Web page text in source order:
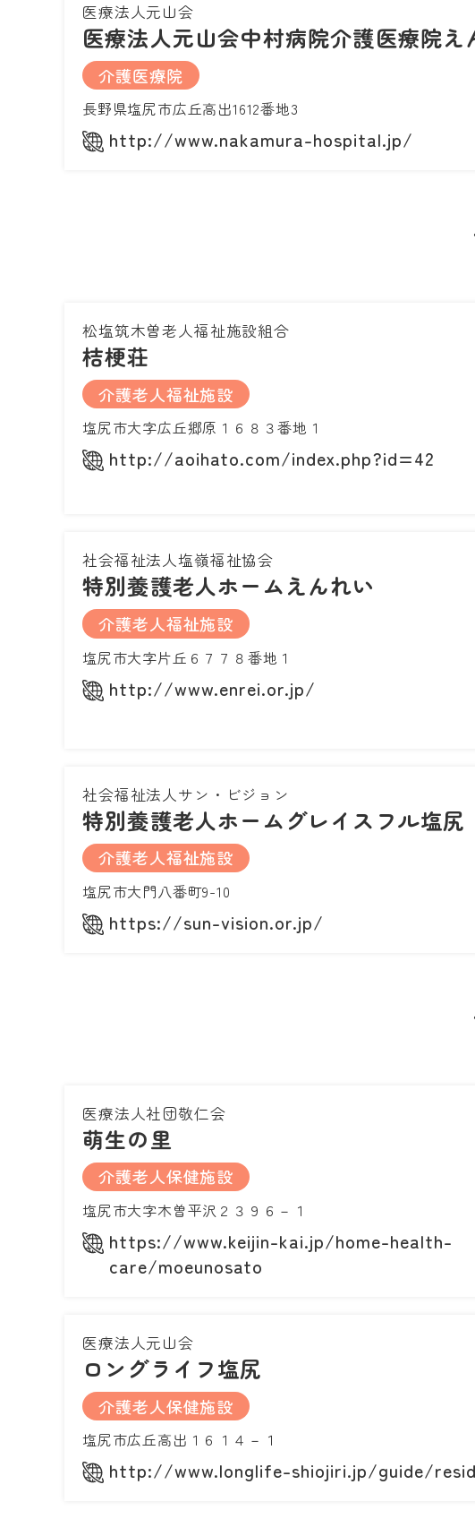
医療法人元山会
医療法人元山会中村病院介護医療院え
介護医療院
長野県塩尻市広丘高出1612番地3
http://www.nakamura-hospital.jp/
松塩筑木曽老人福祉施設組合
桔梗荘
介護老人福祉施設
塩尻市大字広丘郷原１６８３番地１
http://aoihato.com/index.php?id=42
社会福祉法人塩嶺福祉協会
特別養護老人ホームえんれい
介護老人福祉施設
塩尻市大字片丘６７７８番地１
http://www.enrei.or.jp/
社会福祉法人サン・ビジョン
特別養護老人ホームグレイスフル塩尻
介護老人福祉施設
塩尻市大門八番町9-10
https://sun-vision.or.jp/
医療法人社団敬仁会
萌生の里
介護老人保健施設
塩尻市大字木曽平沢２３９６－１
https://www.keijin-kai.jp/home-health-
care/moeunosato
医療法人元山会
ロングライフ塩尻
介護老人保健施設
塩尻市広丘高出１６１４－１
http://www.longlife-shiojiri.jp/guide/